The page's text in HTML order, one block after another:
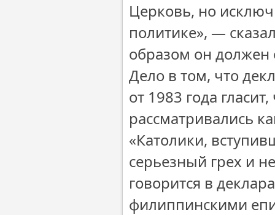
Церковь, но
политике», —
образом он должен
Дело в том, что
от 1983 года
рассматривались
«Католики,
серьезный грех и
говорится в
филиппинскими